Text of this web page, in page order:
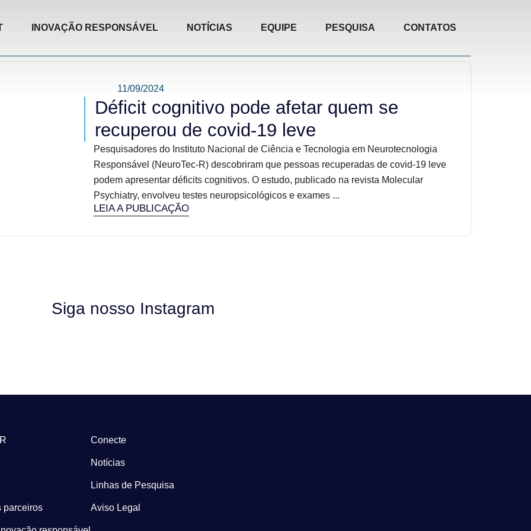
INOVAÇÃO RESPONSÁVEL NOTÍCIAS EQUIPE PESQUISA CONTATOS
11/09/2024
Déficit cognitivo pode afetar quem se
recuperou de covid-19 leve
Pesquisadores do Instituto Nacional de Ciência e Tecnologia em Neurotecnologia
Responsável (NeuroTec-R) descobriram que pessoas recuperadas de covid-19 leve
podem apresentar déficits cognitivos. O estudo, publicado na revista Molecular
Psychiatry, envolveu testes neuropsicológicos e exames ...
LEIA A PUBLICAÇÃO
Siga nosso Instagram
parceiros
Conecte
Notícias
Linhas de Pesquisa
Aviso Legal